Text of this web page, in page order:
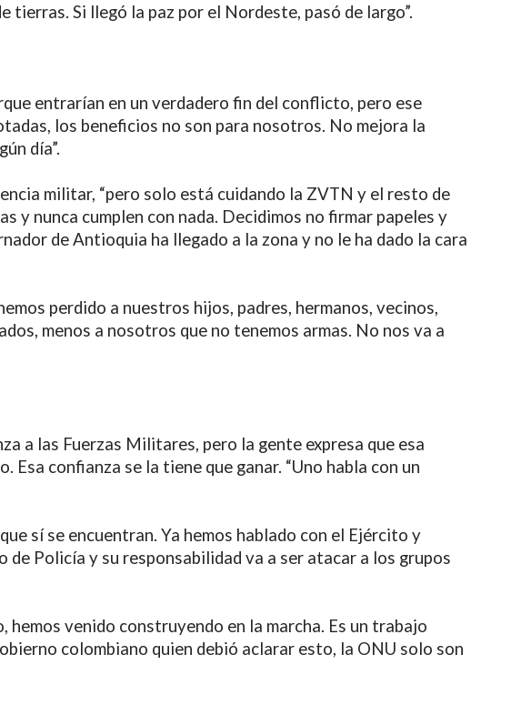
Si llegó la paz por el Nordeste, pasó de largo”.
entrarían en un verdadero fin del conflicto, pero ese
los beneficios no son para nosotros. No mejora la
día”.
militar, “pero solo está cuidando la ZVTN y el resto de
y nunca cumplen con nada. Decidimos no firmar papeles y
de Antioquia ha llegado a la zona y no le ha dado la cara
perdido a nuestros hijos, padres, hermanos, vecinos,
menos a nosotros que no tenemos armas. No nos va a
a las Fuerzas Militares, pero la gente expresa que esa
Esa confianza se la tiene que ganar. “Uno habla con un
sí se encuentran. Ya hemos hablado con el Ejército y
de Policía y su responsabilidad va a ser atacar a los grupos
hemos venido construyendo en la marcha. Es un trabajo
colombiano quien debió aclarar esto, la ONU solo son